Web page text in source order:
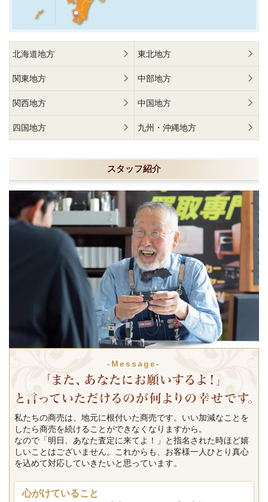
北海道地方 東北地方
関東地方 中部地方
関西地方 中国地方
四国地方 九州・沖縄地方
スタッフ紹介
-Message-
私たちの商売は、地元に根付いた商売です。いい加減なことを
したら商売を続けることができなくなりますから。
なので「明日、あなた査定に来てよ！」と指名された時ほど嬉
しいことはございません。これからも、お客様一人ひとり真心
を込めて対応していきたいと思っています。
心がけていること